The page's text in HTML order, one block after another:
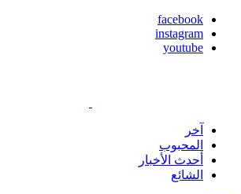
facebook
instagram
youtube
آخر
المحبوب
أحدث الأخبار
الشائع